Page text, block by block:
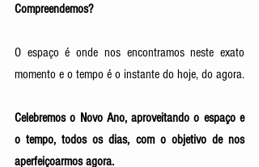
Compreendemos?
O espaço é onde nos encontramos neste exato
Celebremos o Novo Ano, aproveitando o espaço e
o tempo, todos os dias, com o objetivo de nos
aperfeiçoarmos agora.